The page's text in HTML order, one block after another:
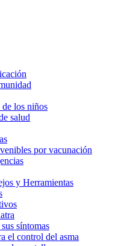
los niños
salud
por vacunación
y Herramientas
síntomas
el control del asma